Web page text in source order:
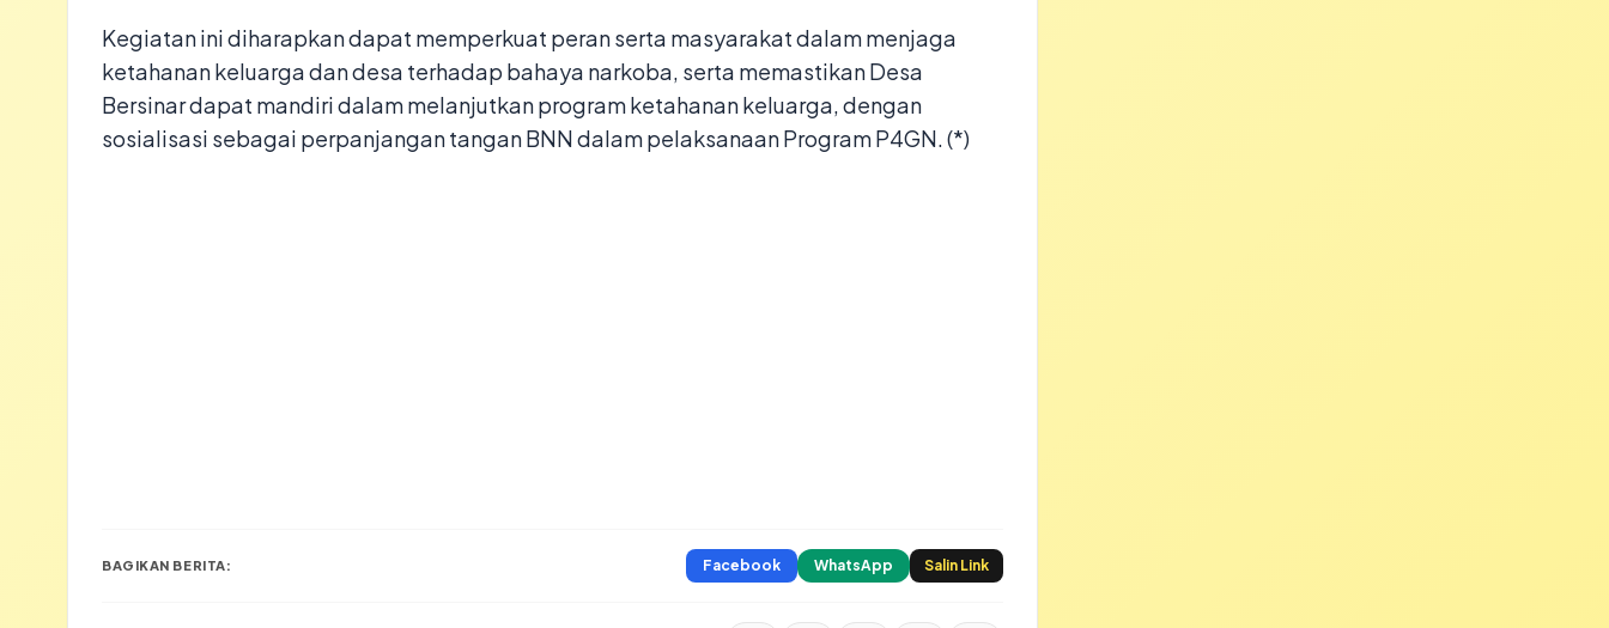
Kegiatan ini diharapkan dapat memperkuat peran serta masyarakat dalam menjaga
ketahanan keluarga dan desa terhadap bahaya narkoba, serta memastikan Desa
Bersinar dapat mandiri dalam melanjutkan program ketahanan keluarga, dengan
sosialisasi sebagai perpanjangan tangan BNN dalam pelaksanaan Program P4GN. (*)
BAGIKAN BERITA: Facebook WhatsApp Salin Link